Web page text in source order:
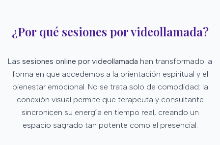
¿Por qué sesiones por videollamada?
Las sesiones online por videollamada han transformado la
forma en que accedemos a la orientación espiritual y el
bienestar emocional. No se trata solo de comodidad: la
conexión visual permite que terapeuta y consultante
sincronicen su energía en tiempo real, creando un
espacio sagrado tan potente como el presencial.